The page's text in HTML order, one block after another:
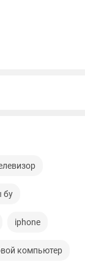
бу
iphone
компьютер